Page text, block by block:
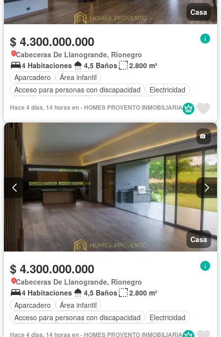
Casa
$ 4.300.000.000
Cabeceras De Llanogrande, Rionegro
4 Habitaciones
4,5 Baños
2.800 m²
Aparcadero
Área infantil
Acceso para personas con discapacidad
Electricidad
Hace 4 días, 14 horas en - HOMES PROVENTO INMOBILIARIA
Casa
$ 4.300.000.000
Cabeceras De Llanogrande, Rionegro
4 Habitaciones
4,5 Baños
2.800 m²
Aparcadero
Área infantil
Acceso para personas con discapacidad
Electricidad
Hace 4 días, 14 horas en - HOMES PROVENTO INMOBILIARIA